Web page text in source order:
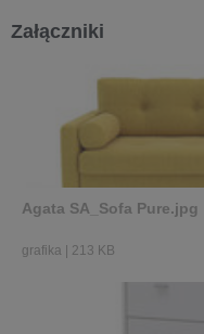
Załączniki
Agata SA_Sofa Pure.jpg
grafika 213 KB